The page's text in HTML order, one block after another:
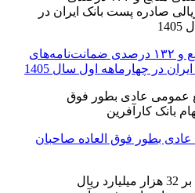
افزایش ۷۰ درصدی منابع و ۱۳۲ درصدی ضمانت‌نامه‌های
در چهارماهه اول سال 1405
بطور فوق العاده صاحبان